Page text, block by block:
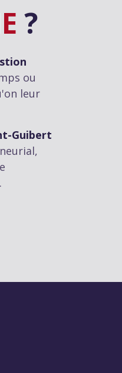
?
ou
leur
Guibert